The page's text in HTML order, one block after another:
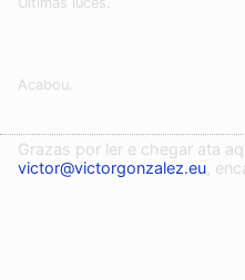
Acabou.
Grazas por ler e chegar ata
victor@victorgonzalez.eu ,